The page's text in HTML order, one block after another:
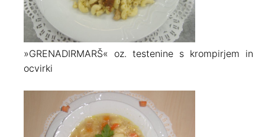
»GRENADIRMARŠ« oz. testenine s krompirjem in
ocvirki